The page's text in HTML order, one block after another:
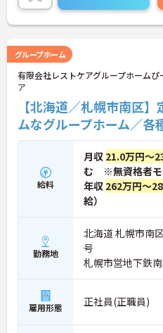
グループホーム
有限会社レストケアグループホームぴ
ア
【北海道／札幌市南区
ムなグループホーム／
給料
月収 21.0万円～
む ※無資格者モ
年収 262万円～
給）
勤務地
北海道 札幌市南
号
札幌市営地下鉄
分
雇用形態 正社員(正職員)